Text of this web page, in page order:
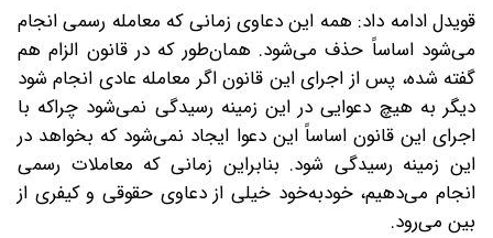
قویدل ادامه داد: همه این دعاوی زمانی که معامله رسمی انجام
می‌شود اساساً حذف می‌شود. همان‌طور که در قانون الزام هم
گفته شده، پس از اجرای این قانون اگر معامله عادی انجام شود
دیگر به هیچ دعوایی در این زمینه رسیدگی نمی‌شود چراکه با
اجرای این قانون اساساً این دعوا ایجاد نمی‌شود که بخواهد در
این زمینه رسیدگی شود. بنابراین زمانی که معاملات رسمی
انجام می‌دهیم، خودبه‌خود خیلی از دعاوی حقوقی و کیفری از
بین می‌رود.